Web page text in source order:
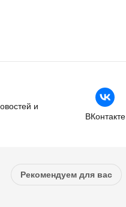
и
ВКонтакте
Рекомендуем для вас